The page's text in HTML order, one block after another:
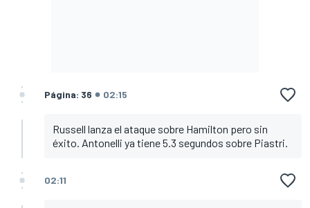
Página: 36 02:15
Russell lanza el ataque sobre Hamilton pero sin
éxito. Antonelli ya tiene 5.3 segundos sobre Piastri.
02:11